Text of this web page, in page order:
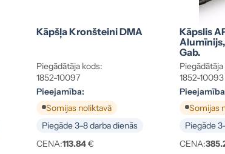
Kāpšļa Kronšteini DMA
Piegādātāja kods:
1852-10097
Pieejamība:
Somijas noliktavā
Piegāde 3–8 darba dienās
CENA:113.84€
Kāpslis
Gab.
1852-10093
Somijas
Piegāde
CENA: